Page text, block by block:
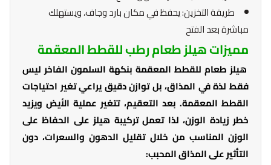
طريقة التخزين: يحفظ في مكان بارد وجاف، ويستهلك
مباشرة بعد الفتح
مميزات هيلز طعام رطب للقطط المعقمة
هيلز طعام للقطط المعقمة بنكهة السلمون الفاخر ليس
فقط لذة في المذاق، بل توازن دقيق يراعي تغير احتياجات
القطط المعقمة. بعد التعقيم، تتغير عملية الأيض ويزيد
خطر زيادة الوزن، لذا تعمل تركيبة هيلز على الحفاظ على
الوزن المناسب من خلال تقليل الدهون والسعرات، دون
التأثير على المذاق المحبب: